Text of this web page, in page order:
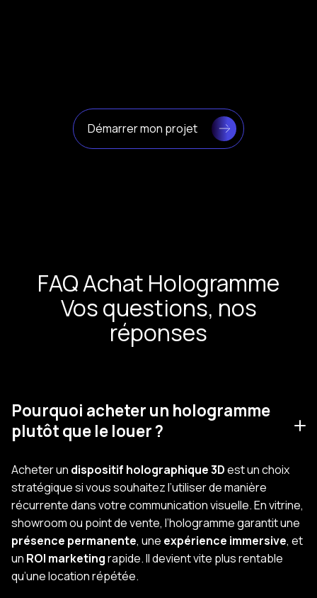
Démarrer mon projet
FAQ Achat Hologramme
Vos questions, nos
réponses
Pourquoi acheter un hologramme
plutôt que le louer ?
Acheter un dispositif holographique 3Dest un choix
stratégique si vous souhaitez l’utiliser de manière
récurrente dans votre communication visuelle. En vitrine,
showroom ou point de vente, l’hologramme garantit une
présence permanente, une expérience immersive, et
un ROI marketingrapide. Il devient vite plus rentable
qu’une location répétée.